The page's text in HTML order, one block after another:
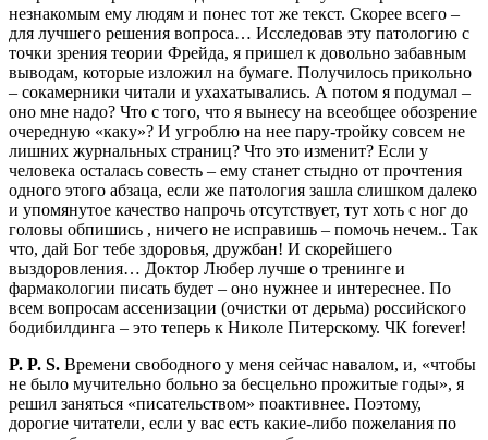
незнакомым ему людям и понес тот же текст. Скорее всего –
для лучшего решения вопроса… Исследовав эту патологию с
точки зрения теории Фрейда, я пришел к довольно забавным
выводам, которые изложил на бумаге. Получилось прикольно
– сокамерники читали и ухахатывались. А потом я подумал –
оно мне надо? Что с того, что я вынесу на всеобщее обозрение
очередную «каку»? И угроблю на нее пару-тройку совсем не
лишних журнальных страниц? Что это изменит? Если у
человека осталась совесть – ему станет стыдно от прочтения
одного этого абзаца, если же патология зашла слишком далеко
и упомянутое качество напрочь отсутствует, тут хоть с ног до
головы обпишись , ничего не исправишь – помочь нечем.. Так
что, дай Бог тебе здоровья, дружбан! И скорейшего
выздоровления… Доктор Любер лучше о тренинге и
фармакологии писать будет – оно нужнее и интереснее. По
всем вопросам ассенизации (очистки от дерьма) российского
бодибилдинга – это теперь к Николе Питерскому. ЧК forever!
P. P. S. Времени свободного у меня сейчас навалом, и, «чтобы
не было мучительно больно за бесцельно прожитые годы», я
решил заняться «писательством» поактивнее. Поэтому,
дорогие читатели, если у вас есть какие-либо пожелания по